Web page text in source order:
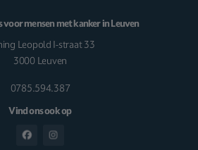
mensen met kanker in Leuven
Leopold I-straat 33
3000 Leuven
0785.594.387
Vind ons ook op